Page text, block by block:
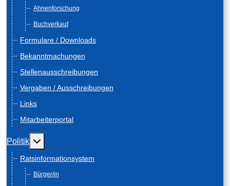
Ahnenforschung
Buchverkauf
Formulare / Downloads
Bekanntmachungen
Stellenausschreibungen
Vergaben / Ausschreibungen
Links
Mitarbeiterportal
Politik Weitere Informationen: Politik
Ratsinformationsystem
Bürger/in